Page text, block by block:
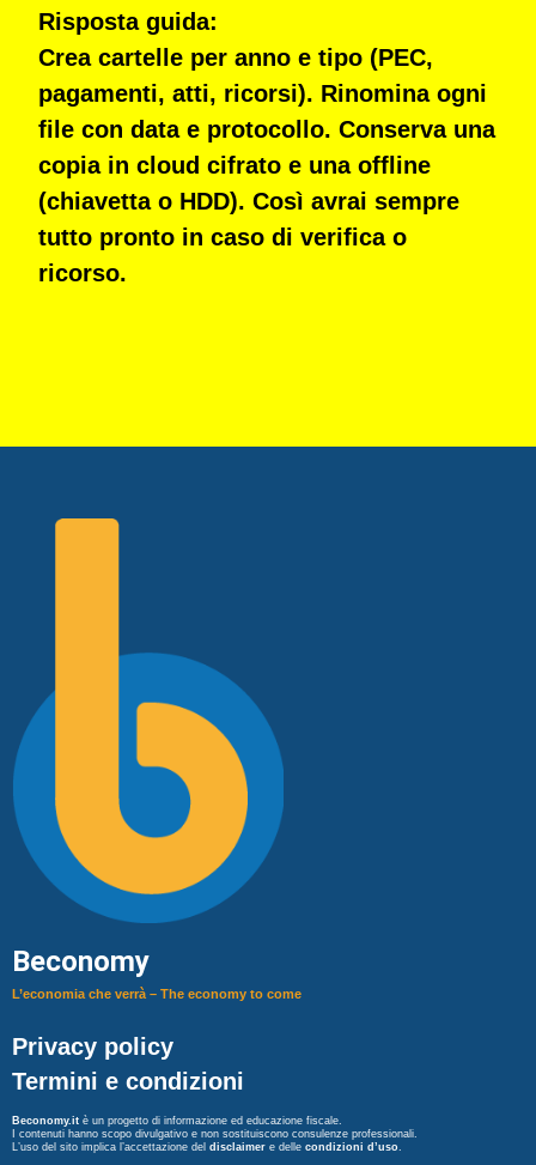
Risposta guida:
Crea cartelle per anno e tipo (PEC,
pagamenti, atti, ricorsi). Rinomina ogni
file con data e protocollo. Conserva una
copia in cloud cifrato e una offline
(chiavetta o HDD). Così avrai sempre
tutto pronto in caso di verifica o
ricorso.
Beconomy
L’economia che verrà – The economy to come
Privacy policy
Termini e condizioni
Beconomy.it è un progetto di informazione ed educazione fiscale.
I contenuti hanno scopo divulgativo e non sostituiscono consulenze professionali.
L’uso del sito implica l’accettazione del disclaimer e delle condizioni d’uso.